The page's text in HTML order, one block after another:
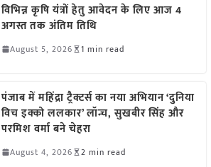
विभिन्न कृषि यंत्रों हेतु आवेदन के लिए आज 4
अगस्त तक अंतिम तिथि
August 5, 2026 1 min read
पंजाब में महिंद्रा ट्रैक्टर्स का नया अभियान ‘दुनिया
विच इक्को ललकार’ लॉन्च, सुखबीर सिंह और
परमिश वर्मा बने चेहरा
August 4, 2026 2 min read